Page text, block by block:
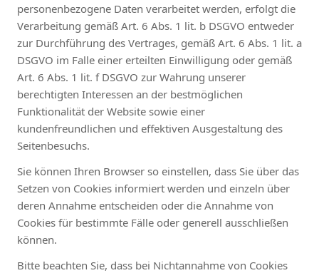
personenbezogene Daten verarbeitet werden, erfolgt die
Verarbeitung gemäß Art. 6 Abs. 1 lit. b DSGVO entweder
zur Durchführung des Vertrages, gemäß Art. 6 Abs. 1 lit. a
DSGVO im Falle einer erteilten Einwilligung oder gemäß
Art. 6 Abs. 1 lit. f DSGVO zur Wahrung unserer
berechtigten Interessen an der bestmöglichen
Funktionalität der Website sowie einer
kundenfreundlichen und effektiven Ausgestaltung des
Seitenbesuchs.
Sie können Ihren Browser so einstellen, dass Sie über das
Setzen von Cookies informiert werden und einzeln über
deren Annahme entscheiden oder die Annahme von
Cookies für bestimmte Fälle oder generell ausschließen
können.
Bitte beachten Sie, dass bei Nichtannahme von Cookies